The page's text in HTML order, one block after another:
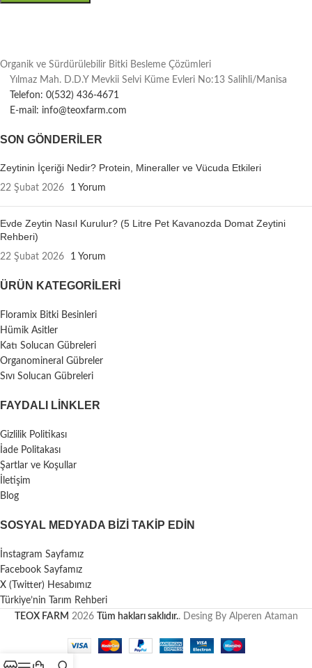
Organik ve Sürdürülebilir Bitki Besleme Çözümleri
Yılmaz Mah. D.D.Y Mevkii Selvi Küme Evleri No:13 Salihli/Manisa
Telefon: 0(532) 436-4671
E-mail: info@teoxfarm.com
SON GÖNDERILER
Zeytinin İçeriği Nedir? Protein, Mineraller ve Vücuda Etkileri
22 Şubat 2026 1 Yorum
Evde Zeytin Nasıl Kurulur? (5 Litre Pet Kavanozda Domat Zeytini
Rehberi)
22 Şubat 2026 1 Yorum
ÜRÜN KATEGORILERI
Floramix Bitki Besinleri
Hümik Asitler
Katı Solucan Gübreleri
Organomineral Gübreler
Sıvı Solucan Gübreleri
FAYDALI LİNKLER
Gizlilik Politikası
İade Politakası
Şartlar ve Koşullar
İletişim
Blog
SOSYAL MEDYADA BIZI TAKIP EDIN
İnstagram Sayfamız
Facebook Sayfamız
X (Twitter) Hesabımız
Türkiye’nin Tarım Rehberi
TEOX FARM 2026 Tüm hakları saklıdır.. Desing By Alperen Ataman